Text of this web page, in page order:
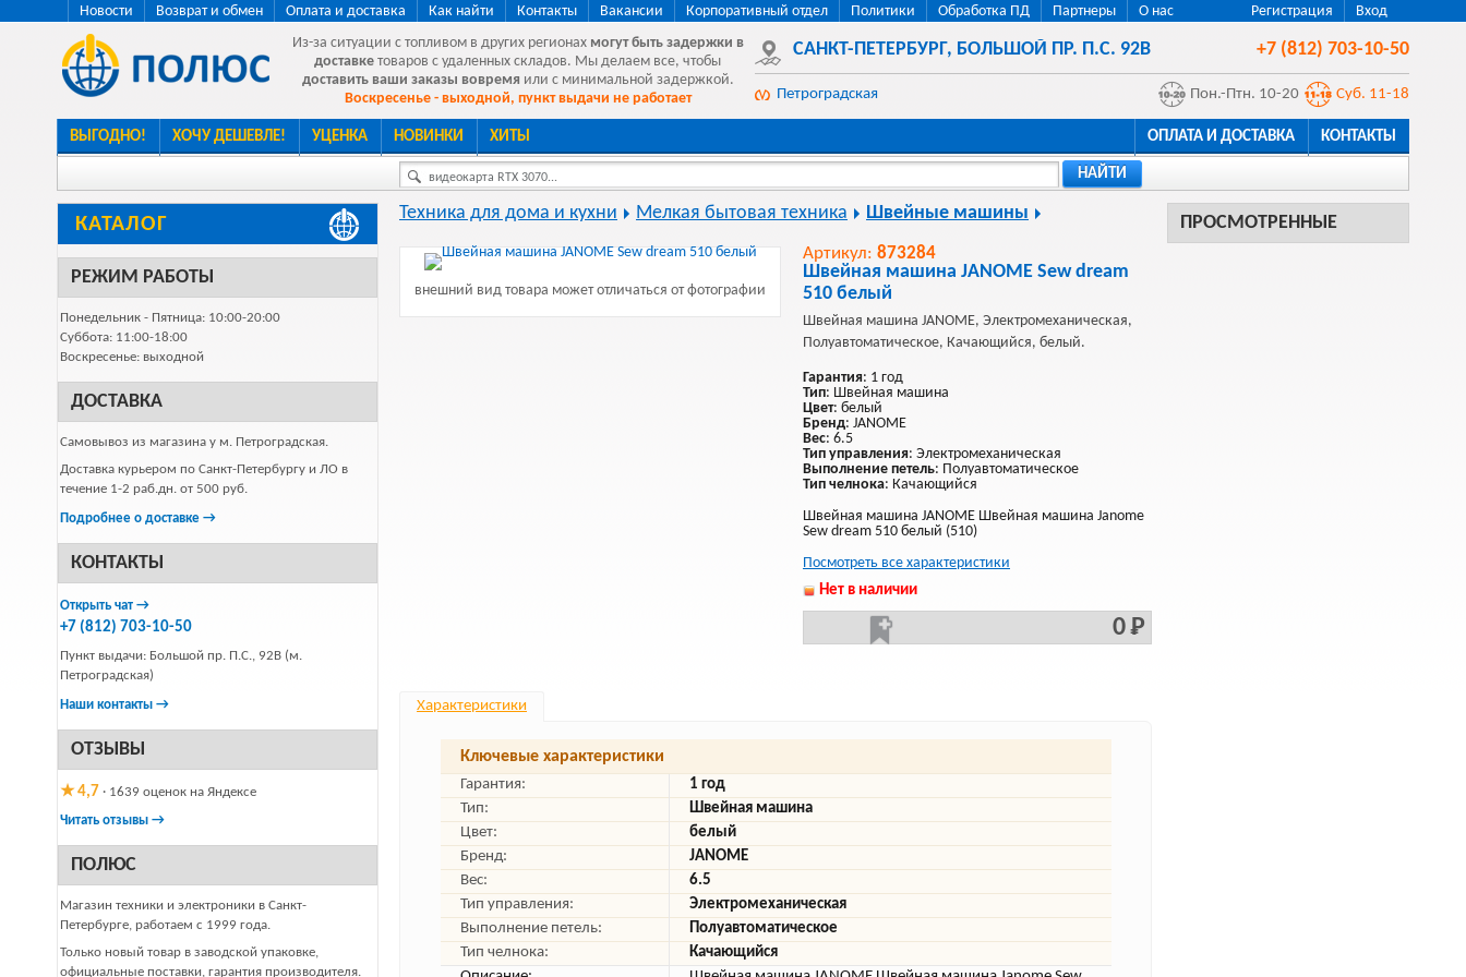
Регистрация Вход
Новости Возврат и обмен Оплата и доставка Как найти Контакты Вакансии Корпоративный отдел Политики Обработка ПД Партнеры
О нас
Из-за ситуации с топливом в других регионах могут быть задержки в
доставке товаров с удаленных складов. Мы делаем все, чтобы
доставить ваши заказы вовремя или с минимальной задержкой.
Воскресенье - выходной, пункт выдачи не работает
САНКТ-ПЕТЕРБУРГ, БОЛЬШОЙ ПР. П.С. 92В +7 (812) 703-10-50
Петроградская Пон.-Птн. 10-20 Суб. 11-18
ВЫГОДНО! ХОЧУ ДЕШЕВЛЕ! УЦЕНКА НОВИНКИ ХИТЫ ОПЛАТА И ДОСТАВКА КОНТАКТЫ
видеокарта RTX 3070... НАЙТИ
КАТАЛОГ
РЕЖИМ РАБОТЫ
Понедельник - Пятница: 10:00-20:00
Суббота: 11:00-18:00
Воскресенье: выходной
ДОСТАВКА
Самовывоз из магазина у м. Петроградская.
Доставка курьером по Санкт-Петербургу и ЛО в
течение 1-2 раб.дн. от 500 руб.
Подробнее о доставке →
КОНТАКТЫ
Открыть чат →
+7 (812) 703-10-50
Пункт выдачи: Большой пр. П.С., 92В (м.
Петроградская)
Наши контакты →
ОТЗЫВЫ
★ 4,7 · 1639 оценок на Яндексе
Читать отзывы →
ПОЛЮС
Магазин техники и электроники в Санкт-
Петербурге, работаем с 1999 года.
Только новый товар в заводской упаковке,
официальные поставки, гарантия производителя.
ПРОСМОТРЕННЫЕ
Техника для дома и кухни Мелкая бытовая техника Швейные машины
внешний вид товара может отличаться от фотографии
Артикул: 873284
Швейная машина JANOME Sew dream
510 белый
Швейная машина JANOME, Электромеханическая,
Полуавтоматическое, Качающийся, белый.
Гарантия: 1 год
Тип: Швейная машина
Цвет: белый
Бренд: JANOME
Вес: 6.5
Тип управления: Электромеханическая
Выполнение петель: Полуавтоматическое
Тип челнока: Качающийся
Швейная машина JANOME Швейная машина Janome
Sew dream 510 белый (510)
Посмотреть все характеристики
Нет в наличии
0 Р
Характеристики
Ключевые характеристики
Гарантия:
1 год
Тип:
Швейная машина
Цвет:
белый
Бренд:
JANOME
Вес:
6.5
Тип управления:
Электромеханическая
Выполнение петель:
Полуавтоматическое
Тип челнока:
Качающийся